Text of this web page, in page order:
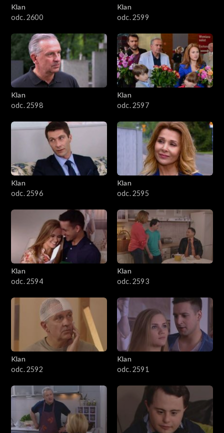
4401–4500
4301–4400
4201–4300
4101–4200
3901–4000
3801–3900
3701–3800
3501–3600
3401–3500
3201–3300
3101–3200
3001–3100
2901–3000
2801–2900
Klan
odc. 2600
Klan
odc. 2599
Klan
odc. 2598
Klan
odc. 2597
Klan
odc. 2596
Klan
odc. 2595
Klan
odc. 2594
Klan
odc. 2593
Klan
odc. 2592
Klan
odc. 2591